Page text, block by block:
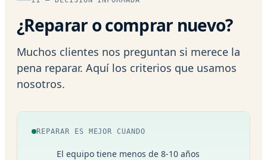
¿Reparar o comprar nuevo?
Muchos clientes nos preguntan si merece la
pena reparar. Aquí los criterios que usamos
nosotros.
REPARAR ES MEJOR CUANDO
El equipo tiene menos de 8-10 años